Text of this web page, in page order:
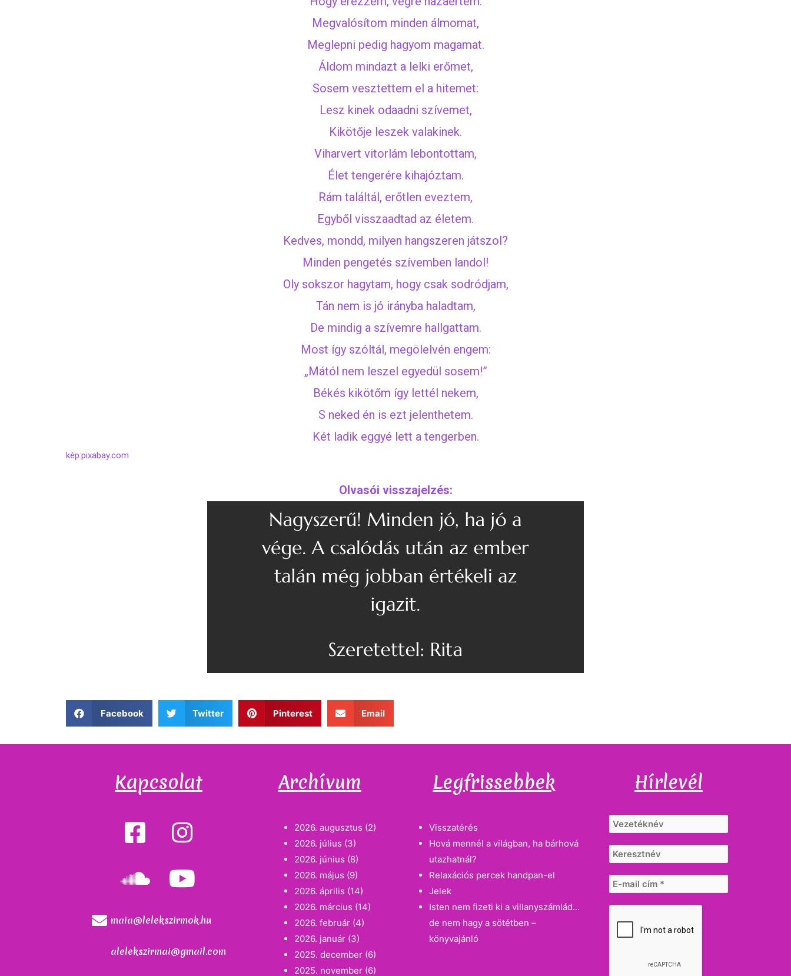
Megvalósítom minden álmomat,
Meglepni pedig hagyom magamat.
Áldom mindazt a lelki erőmet,
Sosem vesztettem el a hitemet:
Lesz kinek odaadni szívemet,
Kikötője leszek valakinek.
Viharvert vitorlám lebontottam,
Élet tengerére kihajóztam.
Rám találtál, erőtlen eveztem,
Egyből visszaadtad az életem.
Kedves, mondd, milyen hangszeren játszol?
Minden pengetés szívemben landol!
Oly sokszor hagytam, hogy csak sodródjam,
Tán nem is jó irányba haladtam,
De mindig a szívemre hallgattam.
Most így szóltál, megölelvén engem:
„Mától nem leszel egyedül sosem!”
Békés kikötőm így lettél nekem,
S neked én is ezt jelenthetem.
Két ladik eggyé lett a tengerben.
kép:pixabay.com
Olvasói visszajelzés:
Facebook Twitter Pinterest Email
Kapcsolat
maia@lelekszirmok.hu
alelekszirmai@gmail.com
Archívum
2026. augusztus (2)
2026. július (3)
2026. június (8)
2026. május (9)
2026. április (14)
2026. március (14)
2026. február (4)
2026. január (3)
2025. december (6)
2025. november (6)
Legfrissebbek
Visszatérés
Hová mennél a világban, ha bárhová
utazhatnál?
Relaxációs percek handpan-el
Jelek
Isten nem fizeti ki a villanyszámlád…
de nem hagy a sötétben –
könyvajánló
Hírlevél